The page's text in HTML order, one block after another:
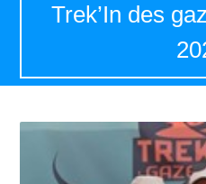
Trek’In des